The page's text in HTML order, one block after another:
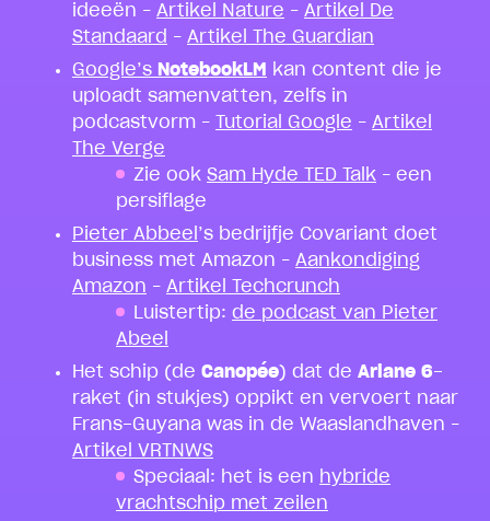
ideeën – Artikel Nature – Artikel De
Standaard – Artikel The Guardian
Google’s NotebookLM
kan content die je
uploadt samenvatten, zelfs in
podcastvorm –
Tutorial Google – Artikel
The Verge
Zie ook Sam Hyde TED Talk – een
persiflage
Pieter Abbeel ’s bedrijfje Covariant doet
business met Amazon – Aankondiging
Amazon – Artikel Techcrunch
Luistertip: de podcast van Pieter
Abeel
Het schip (de Canopée) dat de Ariane 6-
raket (in stukjes) oppikt en vervoert naar
Frans-Guyana was in de Waaslandhaven –
Artikel VRTNWS
Speciaal: het is een hybride
vrachtschip met zeilen